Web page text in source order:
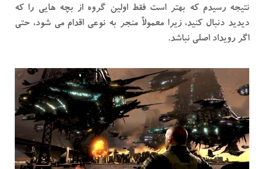
نتیجه رسیدم که بهتر است فقط اولین گروه از بچه هایی را که
دیدید دنبال کنید، زیرا معمولاً منجر به نوعی اقدام می شود، حتی
اگر رویداد اصلی نباشد.